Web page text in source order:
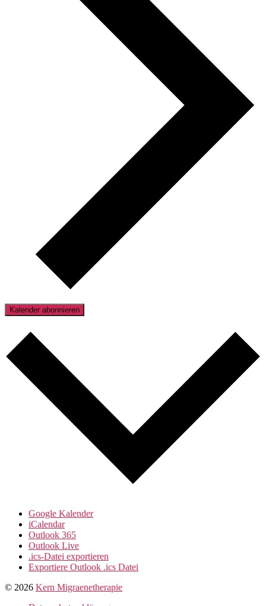
Kalender abonnieren
Google Kalender
iCalendar
Outlook 365
Outlook Live
.ics-Datei exportieren
Exportiere Outlook .ics Datei
© 2026 Kern Migraenetherapie